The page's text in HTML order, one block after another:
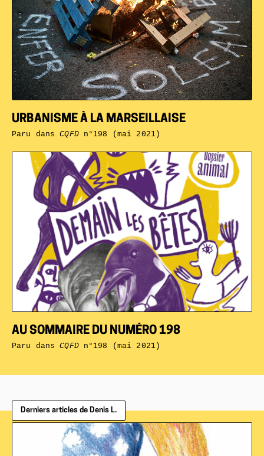
AU SOMMAIRE DU NUMÉRO 198
Paru dansCQFDn°198 (mai 2021)
URBANISME À LA MARSEILLAISE
Paru dansCQFDn°198 (mai 2021)
Derniers articles de Denis L.